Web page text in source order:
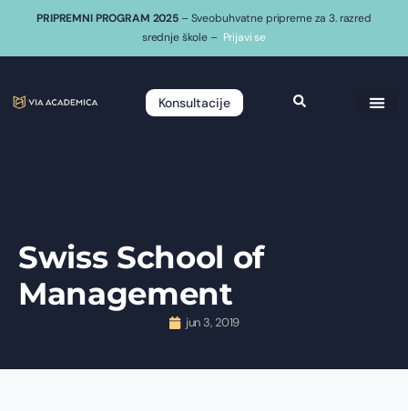
PRIPREMNI PROGRAM 2025 – Sveobuhvatne pripreme za 3. razred
srednje škole – Prijavi se
Konsultacije
Swiss School of
Management
jun 3, 2019